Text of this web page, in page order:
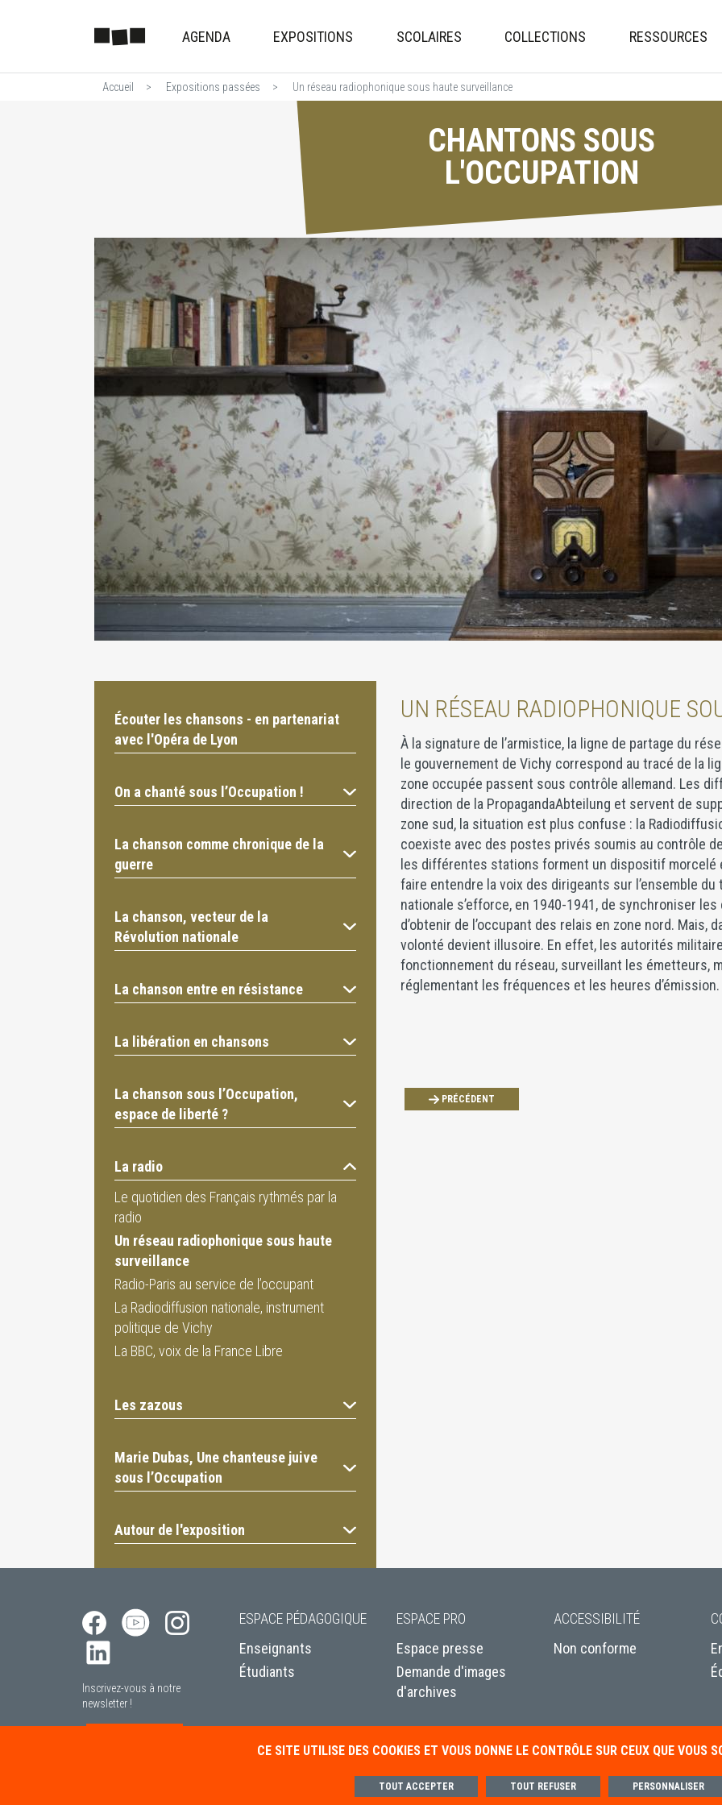
au
AGENDA EXPOSITIONS SCOLAIRES COLLECTIONS RESSOURCES
Accueil Expositions passées Un réseau radiophonique sous haute surveillance
CHANTONS SOUS
L'OCCUPATION
Écouter les chansons - en partenariat
avec l'Opéra de Lyon
On a chanté sous l’Occupation !
La chanson comme chronique de la
guerre
La chanson, vecteur de la
Révolution nationale
La chanson entre en résistance
La libération en chansons
La chanson sous l’Occupation,
espace de liberté ?
La radio
Le quotidien des Français rythmés par la
radio
Un réseau radiophonique sous haute
surveillance
Radio-Paris au service de l’occupant
La Radiodiffusion nationale, instrument
politique de Vichy
La BBC, voix de la France Libre
Les zazous
Marie Dubas, Une chanteuse juive
sous l’Occupation
Autour de l'exposition
UN RÉSEAU RADIOPHONIQUE
À la signature de l’armistice, la ligne de partage du
le gouvernement de Vichy correspond au tracé de la
zone occupée passent sous contrôle allemand. Les
direction de la PropagandaAbteilung et servent de
zone sud, la situation est plus confuse : la
coexiste avec des postes privés soumis au contrôle
les différentes stations forment un dispositif morcelé
faire entendre la voix des dirigeants sur l’ensemble
nationale s’efforce, en 1940-1941, de synchroniser
d’obtenir de l’occupant des relais en zone nord.
volonté devient illusoire. En effet, les autorités
fonctionnement du réseau, surveillant les émetteurs,
réglementant les fréquences et les heures d’émission.
PRÉCÉDENT
Inscrivez-vous à notre
newsletter !
ESPACE PÉDAGOGIQUE
Enseignants
Étudiants
ESPACE PRO
Espace presse
Demande d'images
d'archives
ACCESSIBILITÉ
Non conforme
Politique de gestion des cookies Paramétrer les cookies Conditions
CE SITE UTILISE DES COOKIES ET VOUS DONNE LE CONTRÔLE SUR CEUX QUE VOUS
TOUT ACCEPTER TOUT REFUSER PERSONNALISER